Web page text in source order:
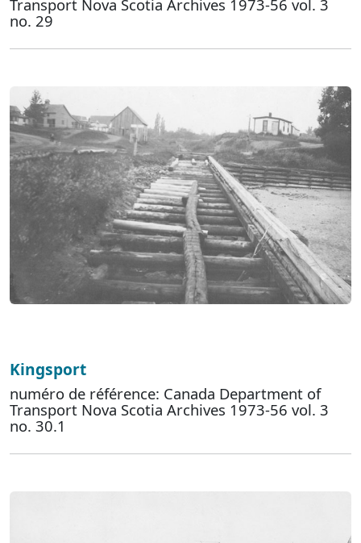
Transport Nova Scotia Archives 1973-56 vol. 3
no. 29
Kingsport
numéro de référence: Canada Department of
Transport Nova Scotia Archives 1973-56 vol. 3
no. 30.1